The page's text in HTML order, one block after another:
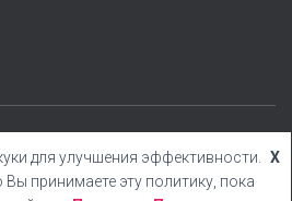
БОНУСЫ КНИГИ YOUTUBE
для улучшения эффективности.
принимаете эту политику, пока
X